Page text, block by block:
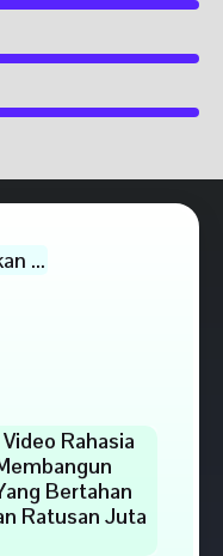
...
Rahasia
Bertahan
Ratusan Juta